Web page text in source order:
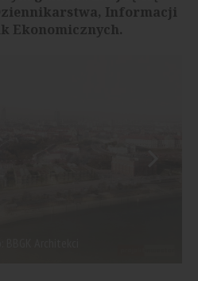
Informacji
Ekonomicznych.